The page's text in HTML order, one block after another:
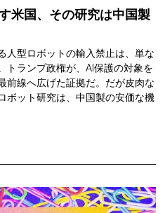
米国、その研究は中国製
人型ロボットの輸入禁止は、単な
トランプ政権が、AI保護の対象を
前線へ広げた証拠だ。だが皮肉な
ボット研究は、中国製の安価な機